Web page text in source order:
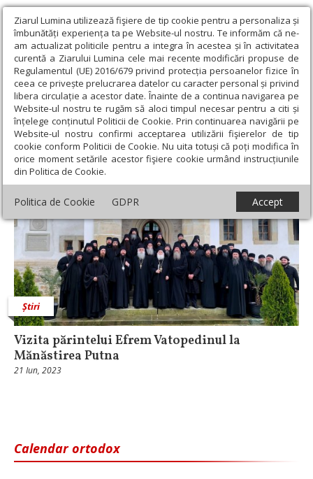
Ziarul Lumina utilizează fişiere de tip cookie pentru a personaliza și
îmbunătăți experiența ta pe Website-ul nostru. Te informăm că ne-
am actualizat politicile pentru a integra în acestea și în activitatea
curentă a Ziarului Lumina cele mai recente modificări propuse de
Regulamentul (UE) 2016/679 privind protecția persoanelor fizice în
ceea ce privește prelucrarea datelor cu caracter personal și privind
libera circulație a acestor date. Înainte de a continua navigarea pe
Website-ul nostru te rugăm să aloci timpul necesar pentru a citi și
înțelege conținutul Politicii de Cookie. Prin continuarea navigării pe
Website-ul nostru confirmi acceptarea utilizării fişierelor de tip
cookie conform Politicii de Cookie. Nu uita totuși că poți modifica în
orice moment setările acestor fişiere cookie urmând instrucțiunile
din Politica de Cookie.
Politica de Cookie GDPR Accept
Ziarul Lumina › Protos. Pavel Niga
Protos. Pavel Niga
Știri
Vizita părintelui Efrem Vatopedinul la
Mănăstirea Putna
21 Iun, 2023
Calendar ortodox